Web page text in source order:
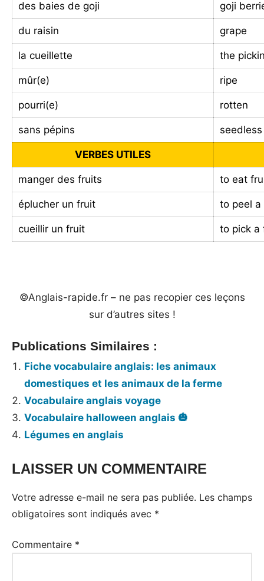
des baies de goji goji
du raisin grape
la cueillette the
mûr(e) ripe
pourri(e) rotten
sans pépins seedless
VERBES UTILES
manger des fruits to eat
éplucher un fruit to peel
cueillir un fruit to pick a
©Anglais-rapide.fr – ne pas recopier ces leçons
sur d’autres sites !
Publications Similaires :
Fiche vocabulaire anglais: les animaux
domestiques et les animaux de la ferme
Vocabulaire anglais voyage
Vocabulaire halloween anglais 🎃
Légumes en anglais
Tags:
de
vocabulaire
télécharger,
LAISSER UN COMMENTAIRE
Votre adresse e-mail ne sera pas publiée. Les champs
obligatoires sont indiqués avec *
Commentaire *